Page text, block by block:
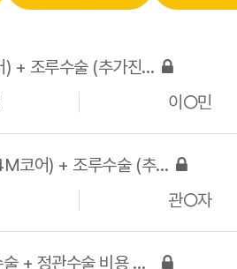
음경확대술 (4M코어) + 조루수술 (추가진피) 비용 및 상담
이○민
Re: 음경확대술 (4M코어) + 조루수술 (추가진피) 비용 및 상담
관○자
음경확대술 + 조루수술 + 정관수술 비용 및 상담